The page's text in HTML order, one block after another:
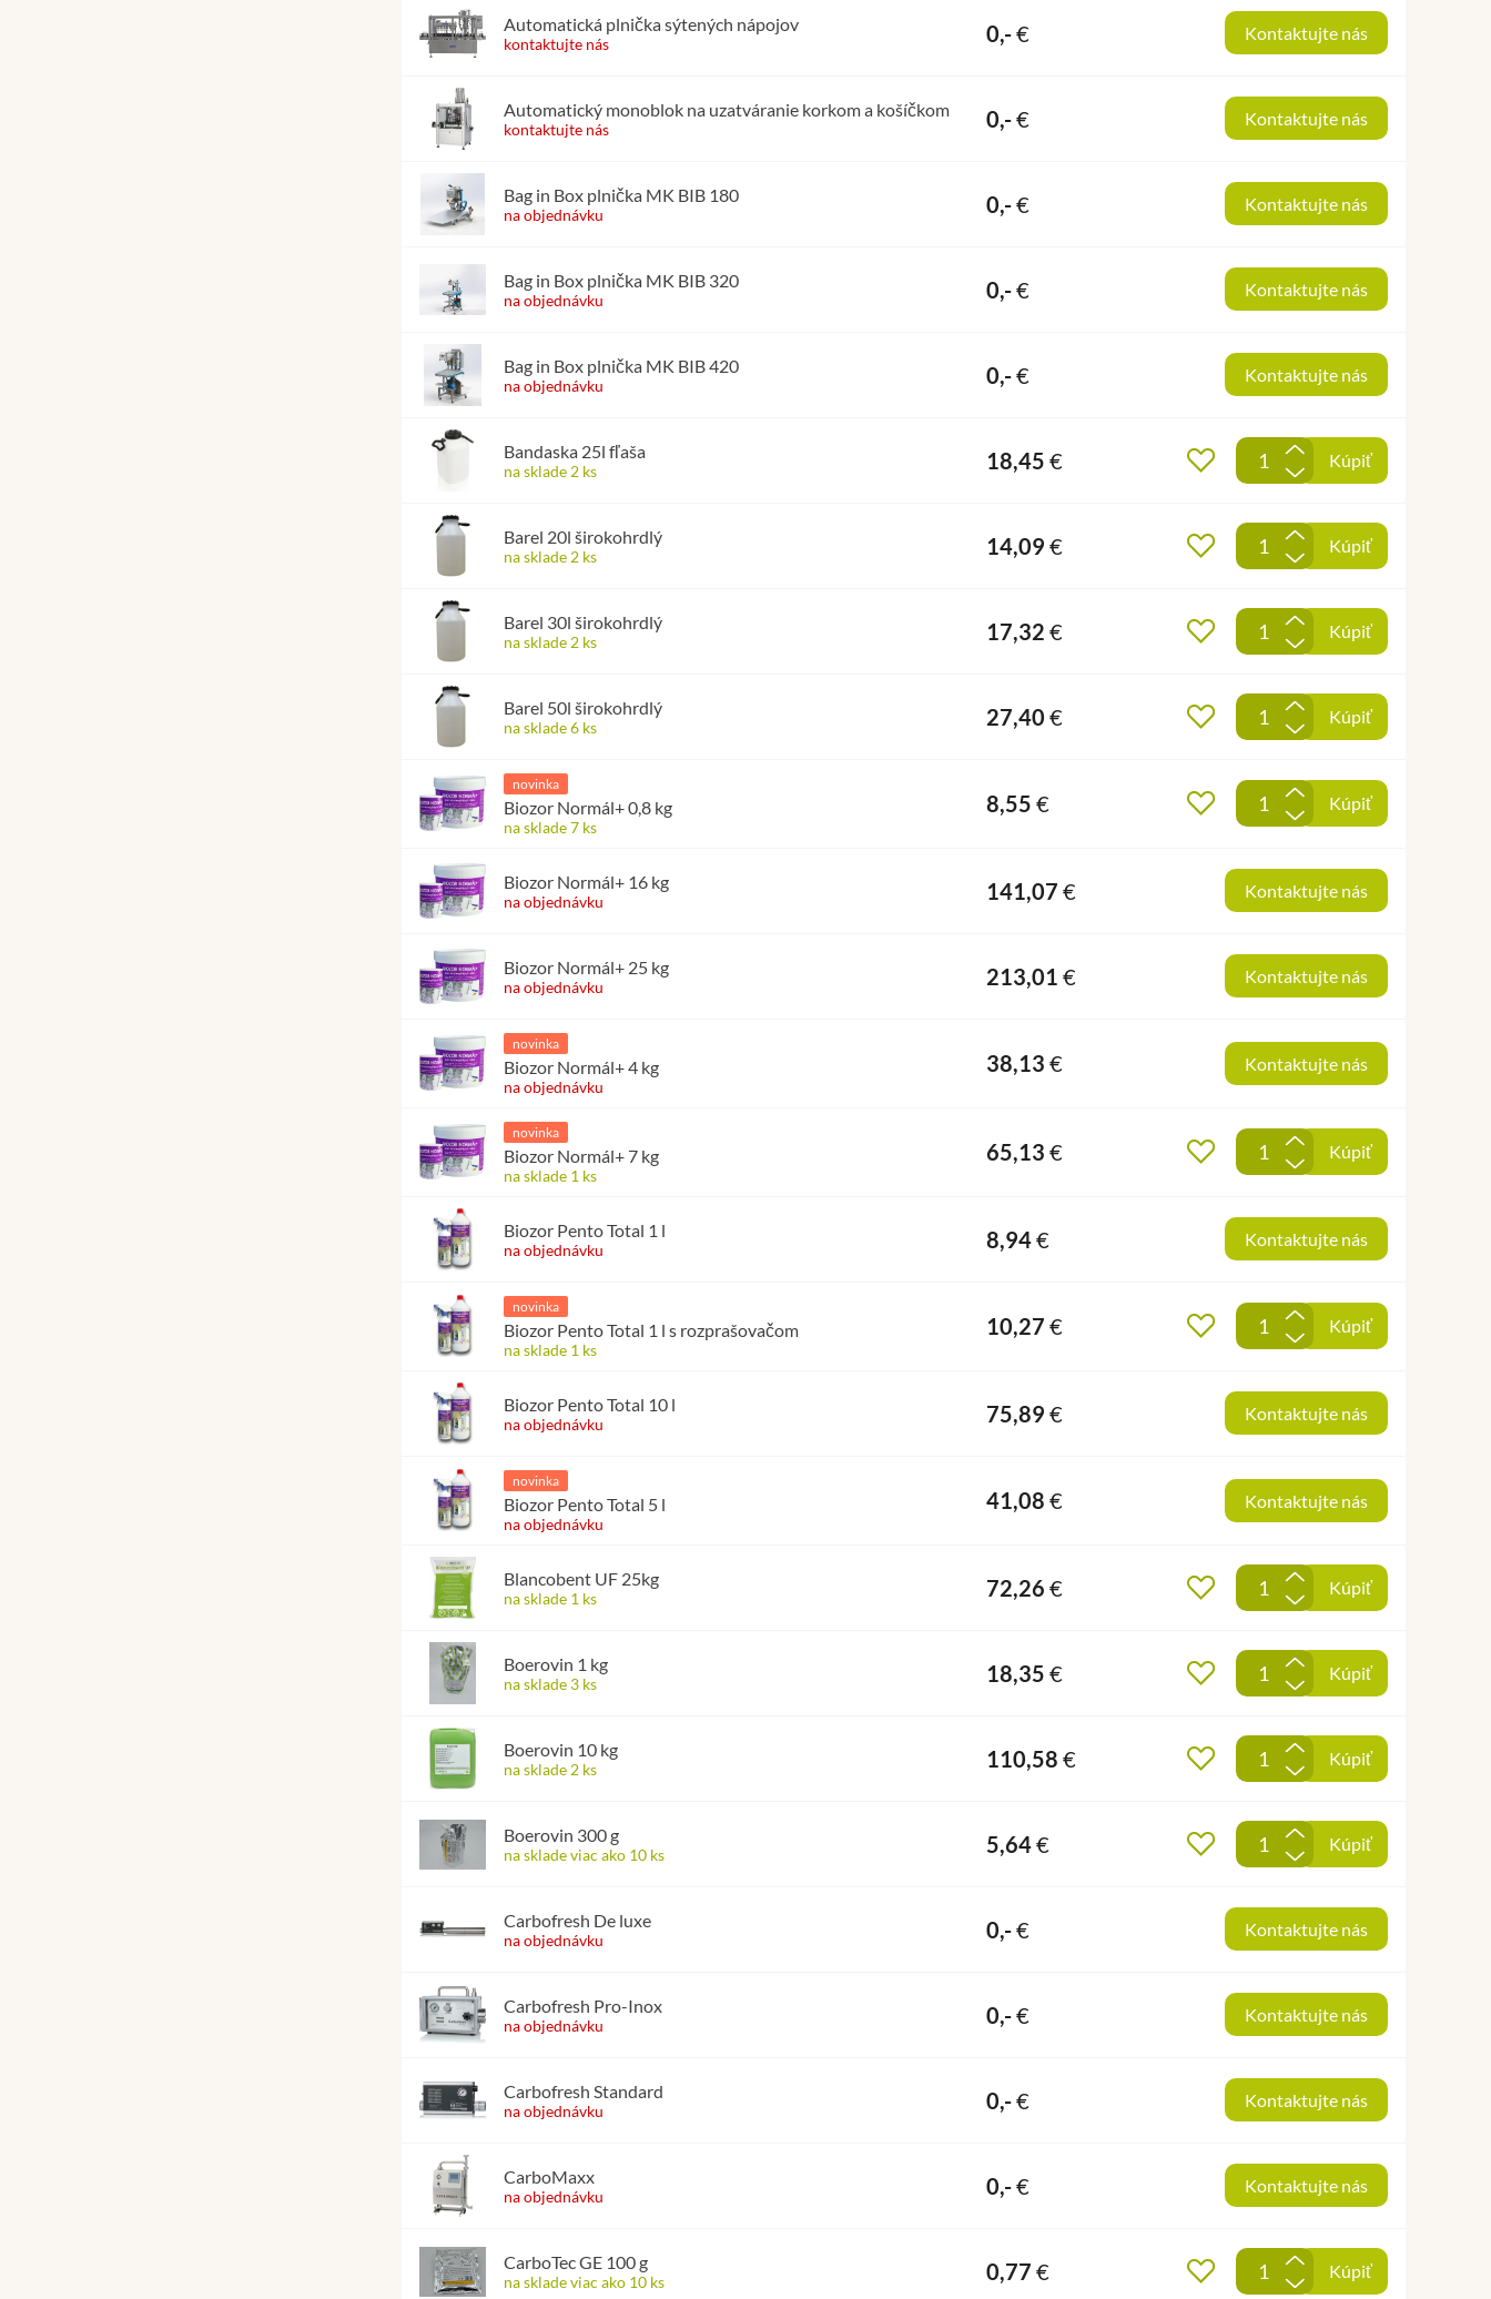
Automatická plnička sýtených nápojov
kontaktujte nás 0,-€ Kontaktujte nás
Automatický monoblok na uzatváranie korkom a košíčkom
kontaktujte nás 0,-€ Kontaktujte nás
Bag in Box plnička MK BIB 180
na objednávku 0,-€ Kontaktujte nás
Bag in Box plnička MK BIB 320
na objednávku 0,-€ Kontaktujte nás
Bag in Box plnička MK BIB 420
na objednávku 0,-€ Kontaktujte nás
Bandaska 25l fľaša
na sklade 2 ks 18,45 € Pridať do obľúbených
+
-
Kúpiť
Barel 20l širokohrdlý
na sklade 2 ks 14,09 € Pridať do obľúbených
+
-
Kúpiť
Barel 30l širokohrdlý
na sklade 2 ks 17,32 € Pridať do obľúbených
+
-
Kúpiť
Barel 50l širokohrdlý
na sklade 6 ks 27,40 € Pridať do obľúbených
+
-
Kúpiť
novinka
Biozor Normál+ 0,8 kg
na sklade 7 ks
8,55 € Pridať do obľúbených
+
-
Kúpiť
Biozor Normál+ 16 kg
na objednávku 141,07 € Kontaktujte nás
Biozor Normál+ 25 kg
na objednávku 213,01 € Kontaktujte nás
novinka
Biozor Normál+ 4 kg
na objednávku
38,13 € Kontaktujte nás
novinka
Biozor Normál+ 7 kg
na sklade 1 ks
65,13 € Pridať do obľúbených
+
-
Kúpiť
Biozor Pento Total 1 l
na objednávku 8,94€ Kontaktujte nás
novinka
Biozor Pento Total 1 l s rozprašovačom
na sklade 1 ks
10,27 € Pridať do obľúbených
+
-
Kúpiť
Biozor Pento Total 10 l
na objednávku 75,89 € Kontaktujte nás
novinka
Biozor Pento Total 5 l
na objednávku
41,08 € Kontaktujte nás
Blancobent UF 25kg
na sklade 1 ks 72,26 € Pridať do obľúbených
+
-
Kúpiť
Boerovin 1 kg
na sklade 3 ks 18,35 € Pridať do obľúbených
+
-
Kúpiť
Boerovin 10 kg
na sklade 2 ks 110,58 € Pridať do obľúbených
+
-
Kúpiť
Boerovin 300 g
na sklade viac ako 10 ks 5,64€ Pridať do obľúbených
+
-
Kúpiť
Carbofresh De luxe
na objednávku 0,-€ Kontaktujte nás
Carbofresh Pro-Inox
na objednávku 0,-€ Kontaktujte nás
Carbofresh Standard
na objednávku 0,-€ Kontaktujte nás
CarboMaxx
na objednávku 0,-€ Kontaktujte nás
CarboTec GE 100 g
na sklade viac ako 10 ks 0,77 € Pridať do obľúbených
+
-
Kúpiť